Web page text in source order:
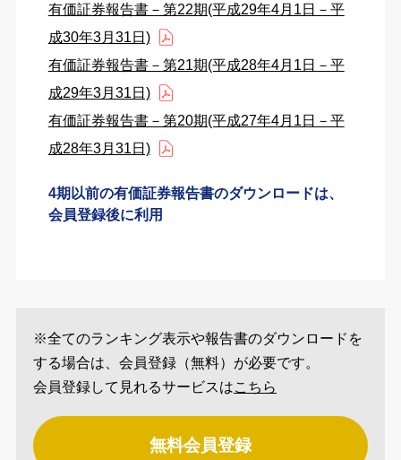
有価証券報告書－第22期(平成29年4月1日－平
成30年3月31日)
有価証券報告書－第21期(平成28年4月1日－平
成29年3月31日)
有価証券報告書－第20期(平成27年4月1日－平
成28年3月31日)
4期以前の有価証券報告書のダウンロードは、
会員登録後に利用
※全てのランキング表示や報告書のダウンロードを
する場合は、会員登録（無料）が必要です。
会員登録して見れるサービスはこちら
無料会員登録